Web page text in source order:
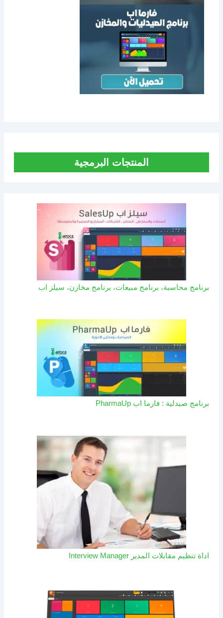
المنتجات البرمجية
برنامج محاسبة، برنامج مبيعات، برنامج مخازن، سيلز اب
برنامج صيدلية : فارما اب PharmaUp​
اداة تنظيم مقابلات المدير Interview Manager